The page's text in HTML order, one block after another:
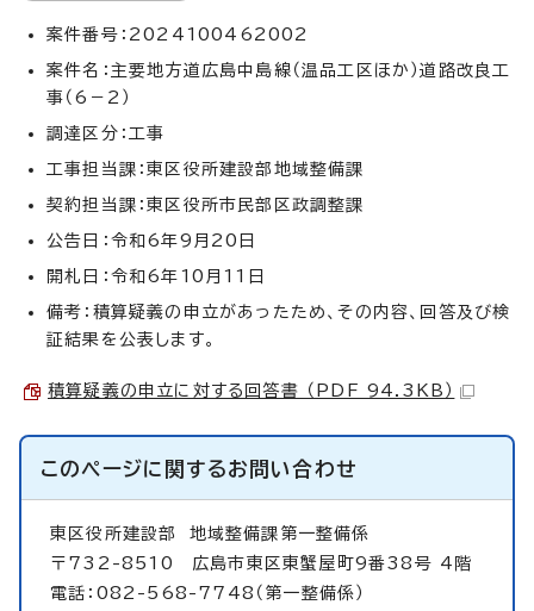
案件番号：2024100462002
案件名：主要地方道広島中島線（温品工区ほか）道路改良工
事（6－2）
調達区分：工事
工事担当課：東区役所建設部地域整備課
契約担当課：東区役所市民部区政調整課
公告日：令和6年9月20日
開札日：令和6年10月11日
備考：積算疑義の申立があったため、その内容、回答及び検
証結果を公表します。
積算疑義の申立に対する回答書 （PDF 94.3KB）
このページに関するお問い合わせ
東区役所建設部 地域整備課第一整備係
〒732-8510 広島市東区東蟹屋町9番38号 4階
電話：082-568-7748（第一整備係）